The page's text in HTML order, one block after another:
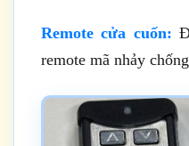
Remote cửa cuốn:
remote mã nhảy